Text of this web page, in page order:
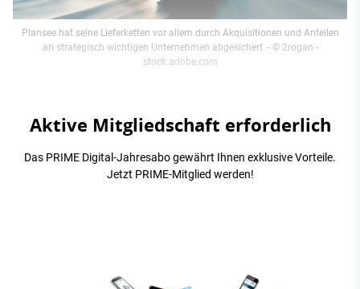
Plansee hat seine Lieferketten vor allem durch Akquisitionen und Anteilen
an strategisch wichtigen Unternehmen abgesichert. - © 2rogan -
stock.adobe.com
Aktive Mitgliedschaft erforderlich
Das PRIME Digital-Jahresabo gewährt Ihnen exklusive Vorteile.
Jetzt PRIME-Mitglied werden!